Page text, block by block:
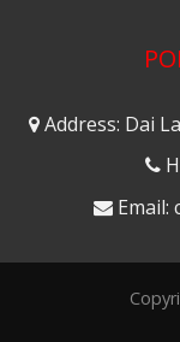
Address: Dai
Email: